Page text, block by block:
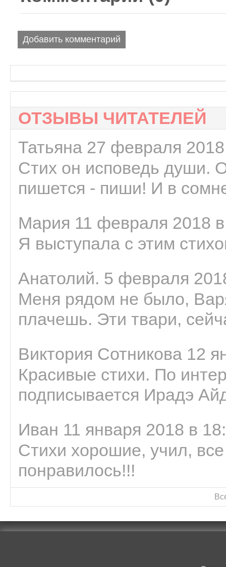
Добавить комментарий
ОТЗЫВЫ ЧИТАТЕЛЕЙ
Татьяна 27 февраля
Стих он исповедь души.
пишется - пиши! И в
Мария 11 февраля 2018
Я выступала с этим
Анатолий. 5 февраля
Меня рядом не было,
плачешь. Эти твари,
Виктория Сотникова 12
Красивые стихи. По
подписывается Ирадэ
Иван 11 января 2018 в
Стихи хорошие, учил,
понравилось!!!